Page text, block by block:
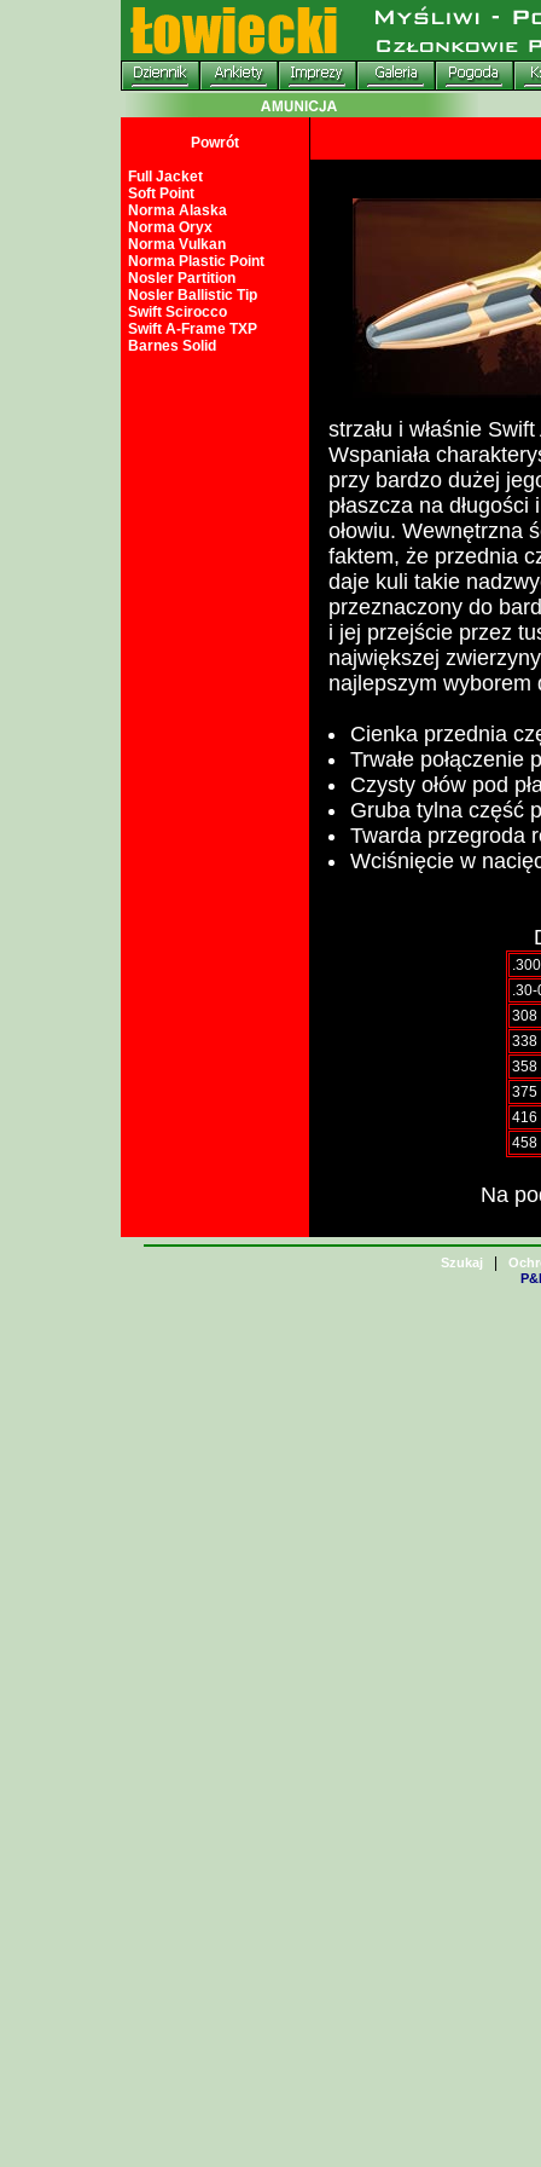
Powrót
Full Jacket
Soft Point
Norma Alaska
Norma Oryx
Norma Vulkan
Norma Plastic Point
Nosler Partition
Nosler Ballistic Tip
Swift Scirocco
Swift A-Frame TXP
Barnes Solid
strzału i właśnie
Wspaniała
przy bardzo dużej
płaszcza na
ołowiu. Wewnętrzna
faktem, że przednia
daje kuli takie
przeznaczony do
i jej przejście przez
największej
najlepszym wyborem
Cienka przednia
Trwałe połączenie
Czysty ołów pod
Gruba tylna część
Twarda przegroda
Wciśnięcie w
.30-
308
338
358
375
416
458
Na
Szukaj